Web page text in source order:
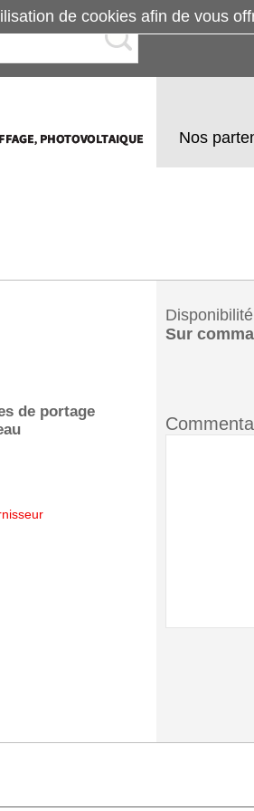
Nos
de portage
Disponibilité
Sur
de cookies afin de vous